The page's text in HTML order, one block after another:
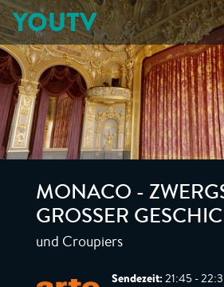
YOUTV
MONACO -
GROSSER
und Croupiers
Sendezeit: 21:45 -